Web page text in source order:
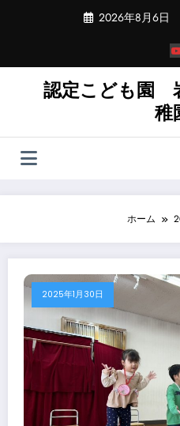
ツ
プ
2026年8月6日
認定こども園
稚
ホーム
2025年1月30日